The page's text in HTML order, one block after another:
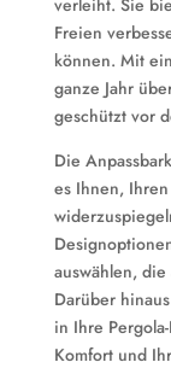
verleiht. Sie
Freien
können. Mit
ganze Jahr
geschützt vor
Die
es Ihnen,
auswählen,
Darüber
in Ihre
Komfort und